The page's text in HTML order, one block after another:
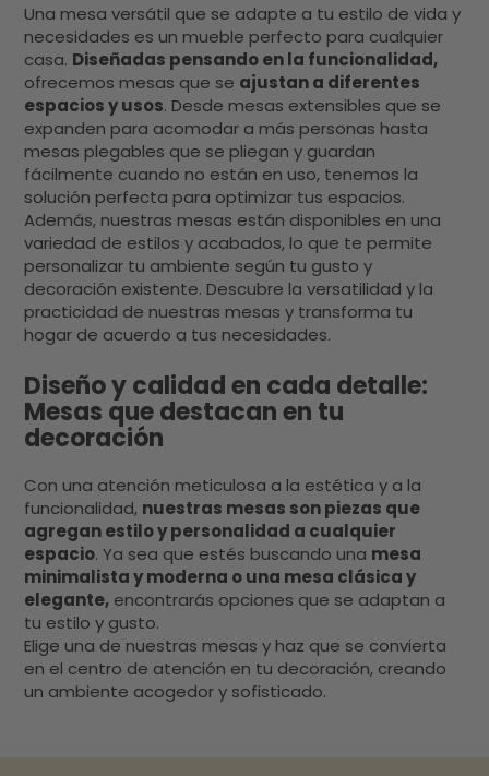
estos elementos: Uso de colores claros. El
blanco es el color predominante en un
despacho de estilo nórdico. Muebles,
paredes, suelos, accesorios…
Complementando con el blanco, elige gamas
de marrón, beige y gris. Los tonos verde y azul
pastel sirven para dar color.Luminosidad.
Elemento clave en el estilo nórdico, utilizar la
máxima luz natural posible. Prescinde de
cortinas o persianas para aprovecharla más.
Las lámparas de estilo industrial también
encajan muy bien en este estilo.Madera y
tejidos naturales. Elemento indispensable en
el estilo nórdico: aportarán una calidez única
parte de la base de que menos es más. Y es
que no es necesaria una gran cantidad de
elementos ni de muebles para tener un
despacho con estilo. Se trata de tener lo
justo y que todo esté en orden y en su lugar.
Colores neutros. El color base de este estilo
es el blanco y los neutros. Pero no es
necesario renunciar al color: puede aparecer
para aportar un poco de vida y personalidad
al despacho.Orden. El minimalismo se
caracteriza por tener espacios visibles y en
orden. Por eso se debe incluir espacios de
almacenamiento para tener el despacho
ordenado. Cada cosa en su lugar y un lugar
Una mesa versátil que se adapte a tu estilo de vida y
necesidades es un mueble perfecto para cualquier
casa. Diseñadas pensando en la funcionalidad,
ofrecemos mesas que se ajustan a diferentes
espacios y usos. Desde mesas extensibles que se
expanden para acomodar a más personas hasta
mesas plegables que se pliegan y guardan
fácilmente cuando no están en uso, tenemos la
solución perfecta para optimizar tus espacios.
Además, nuestras mesas están disponibles en una
variedad de estilos y acabados, lo que te permite
personalizar tu ambiente según tu gusto y
decoración existente. Descubre la versatilidad y la
practicidad de nuestras mesas y transforma tu
hogar de acuerdo a tus necesidades.
Diseño y calidad en cada detalle:
Mesas que destacan en tu
decoración
Con una atención meticulosa a la estética y a la
funcionalidad, nuestras mesas son piezas que
agregan estilo y personalidad a cualquier
espacio. Ya sea que estés buscando una mesa
minimalista y moderna o una mesa clásica y
elegante, encontrarás opciones que se adaptan a
tu estilo y gusto.
Elige una de nuestras mesas y haz que se convierta
en el centro de atención en tu decoración, creando
un ambiente acogedor y sofisticado.